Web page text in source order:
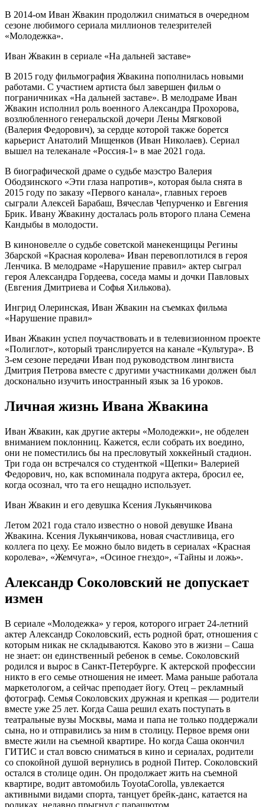
В 2014-ом Иван Жвакин продолжил сниматься в очередном
сезоне любимого сериала миллионов телезрителей
«Молодежка».
Иван Жвакин в сериале «На дальней заставе»
В 2015 году фильмография Жвакина пополнилась новыми
работами. С участием артиста был завершен фильм о
пограничниках «На дальней заставе». В мелодраме Иван
Жвакин исполнил роль военного Александра Прохорова,
возлюбленного генеральской дочери Лены Мягковой
(Валерия Федорович), за сердце которой также борется
карьерист Анатолий Мищенков (Иван Николаев). Сериал
вышел на телеканале «Россия-1» в мае 2021 года.
В биографической драме о судьбе маэстро Валерия
Ободзинского «Эти глаза напротив», которая была снята в
2015 году по заказу «Первого канала», главных героев
сыграли Алексей Барабаш, Вячеслав Чепурченко и Евгения
Брик. Ивану Жвакину досталась роль второго плана Семена
Кандыбы в молодости.
В киноновелле о судьбе советской манекенщицы Регины
Збарской «Красная королева» Иван перевоплотился в героя
Ленчика. В мелодраме «Нарушение правил» актер сыграл
героя Александра Гордеева, соседа мамы и дочки Павловых
(Евгения Дмитриева и Софья Хилькова).
Ингрид Олеринская, Иван Жвакин на съемках фильма
«Нарушение правил»
Иван Жвакин успел поучаствовать и в телевизионном проекте
«Полиглот», который транслируется на канале «Культура». В
3-ем сезоне передачи Иван под руководством лингвиста
Дмитрия Петрова вместе с другими участниками должен был
досконально изучить иностранный язык за 16 уроков.
Личная жизнь Ивана Жвакина
Иван Жвакин, как другие актеры «Молодежки», не обделен
вниманием поклонниц. Кажется, если собрать их воедино,
они не поместились бы на пресловутый хоккейный стадион.
Три года он встречался со студенткой «Щепки» Валерией
Федорович, но, как вспоминала подруга актера, бросил ее,
когда осознал, что та его нещадно использует.
Иван Жвакин и его девушка Ксения Лукьянчикова
Летом 2021 года стало известно о новой девушке Ивана
Жвакина. Ксения Лукьянчикова, новая счастливица, его
коллега по цеху. Ее можно было видеть в сериалах «Красная
королева», «Жемчуга», «Осиное гнездо», «Тайны и ложь».
Александр Соколовский не допускает
измен
В сериале «Молодежка» у героя, которого играет 24-летний
актер Александр Соколовский, есть родной брат, отношения с
которым никак не складываются. Каково это в жизни – Саша
не знает: он единственный ребенок в семье. Соколовский
родился и вырос в Санкт-Петербурге. К актерской профессии
никто в его семье отношения не имеет. Мама раньше работала
маркетологом, а сейчас преподает йогу. Отец – рекламный
фотограф. Семья Соколовских дружная и крепкая — родители
вместе уже 25 лет. Когда Саша решил ехать поступать в
театральные вузы Москвы, мама и папа не только поддержали
сына, но и отправились за ним в столицу. Первое время они
вместе жили на съемной квартире. Но когда Саша окончил
ГИТИС и стал вовсю сниматься в кино и сериалах, родители
со спокойной душой вернулись в родной Питер. Соколовский
остался в столице один. Он продолжает жить на съемной
квартире, водит автомобиль ToyotaCorolla, увлекается
активными видами спорта, танцует брейк-данс, катается на
роликах, недавно прыгнул с парашютом.